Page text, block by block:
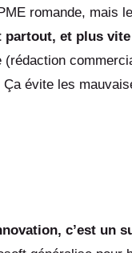
romande, mais
et plus vite
(rédaction
évite les
c’est un